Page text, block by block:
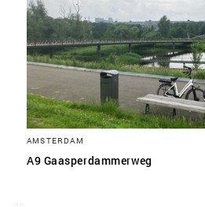
AMSTERDAM
A9 Gaasperdammerweg